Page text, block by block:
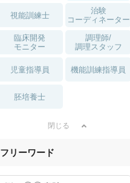
視能訓練士
治験
コーディネーター
臨床開発
モニター
調理師/
調理スタッフ
児童指導員 機能訓練指導員
胚培養士
閉じる
フリーワード